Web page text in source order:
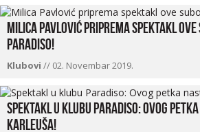
Milica Pavlović priprema spektakl
Paradiso!
Klubovi // 02. Novembar 2019.
Spektakl u klubu Paradiso: Ovog
Karleuša!